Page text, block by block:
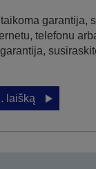
garantija,
telefonu
laišką